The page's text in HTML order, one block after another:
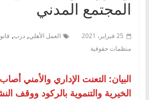
المجتمع المدني
25 فبراير، 2021 العمل الأهلي, درب,
منظمات حقوقية
البيان: التعنت الإداري والأمني
الخيرية والتنموية بالركود ووقف